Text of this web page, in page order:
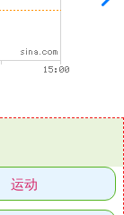
运动